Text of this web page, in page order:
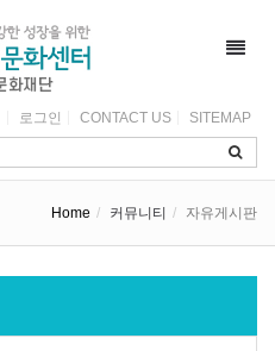
로그인 CONTACT US SITEMAP
Home 커뮤니티 자유게시판